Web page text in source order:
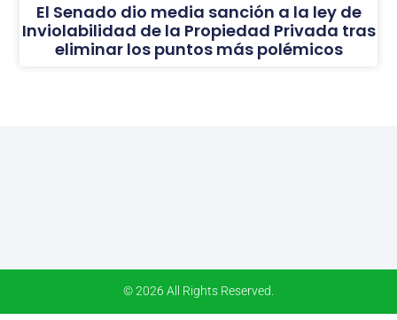
El Senado dio media sanción a la ley de
Inviolabilidad de la Propiedad Privada tras
eliminar los puntos más polémicos
© 2026 All Rights Reserved.